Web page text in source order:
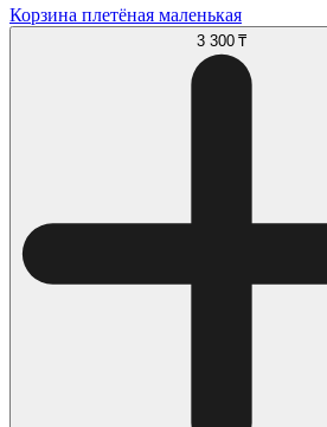
Корзина плетёная маленькая
3 300 ₸